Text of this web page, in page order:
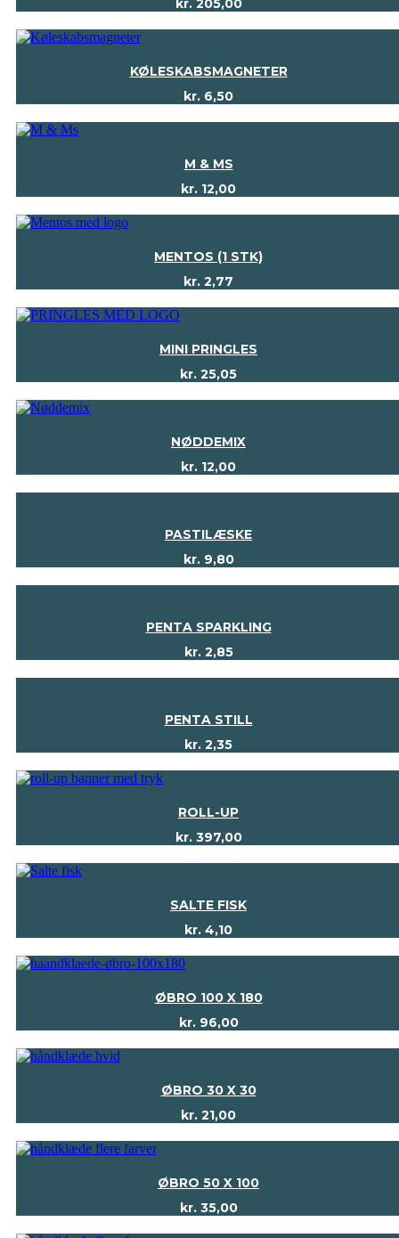
kr.205,00
KØLESKABSMAGNETER
kr. 6,50
M & MS
kr. 12,00
MENTOS (1 STK)
kr. 2,77
MINI PRINGLES
kr. 25,05
NØDDEMIX
kr. 12,00
PASTILÆSKE
kr.9,80
PENTA SPARKLING
kr.2,85
PENTA STILL
kr. 2,35
ROLL-UP
kr.397,00
SALTE FISK
kr. 4,10
ØBRO 100 X 180
kr.96,00
ØBRO 30 X 30
kr. 21,00
ØBRO 50 X 100
kr.35,00